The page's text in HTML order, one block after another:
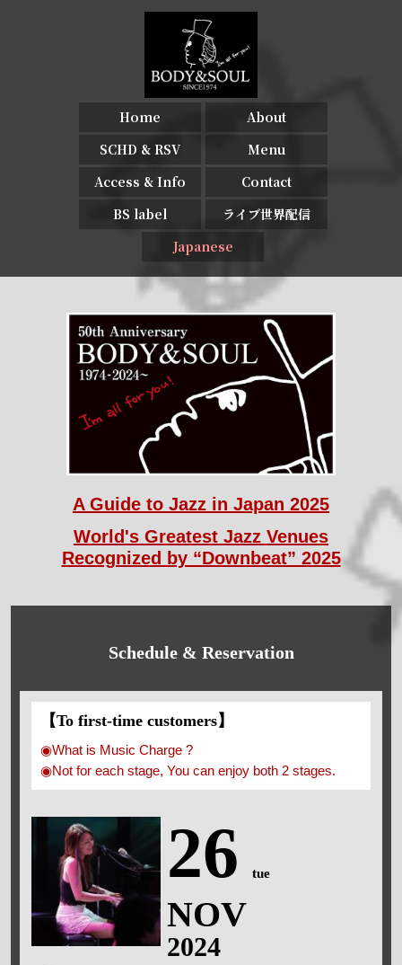
Home
About
SCHD & RSV
Menu
Access & Info
Contact
BS label
ライブ世界配信
Japanese
A Guide to Jazz in Japan 2025
World's Greatest Jazz Venues
Recognized by “Downbeat” 2025
Schedule & Reservation
【To first-time customers】
◉What is Music Charge ?
◉Not for each stage, You can enjoy both 2 stages.
26 tue
NOV
2024